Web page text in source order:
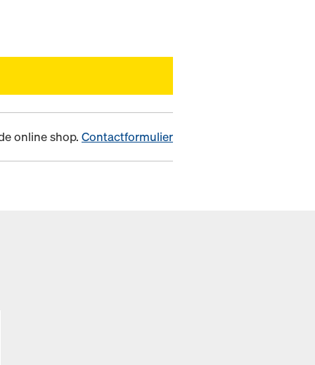
online shop. Contactformulier